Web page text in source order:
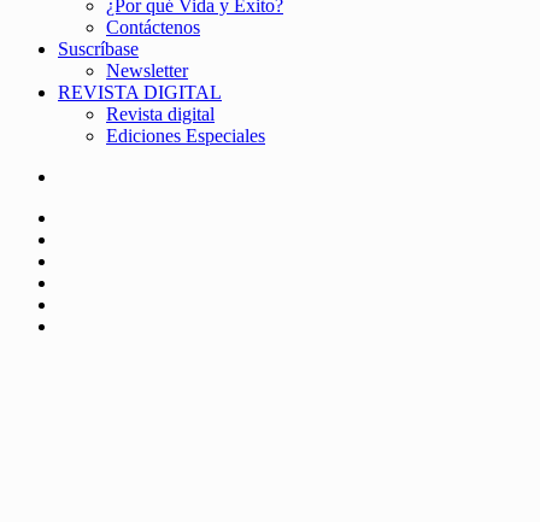
¿Por qué Vida y Éxito?
Contáctenos
Suscríbase
Newsletter
REVISTA DIGITAL
Revista digital
Ediciones Especiales